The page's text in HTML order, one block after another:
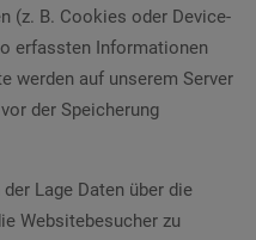
(z. B. Cookies oder Device-
erfassten Informationen
werden auf unserem Server
der Speicherung
Lage Daten über die
Websitebesucher zu